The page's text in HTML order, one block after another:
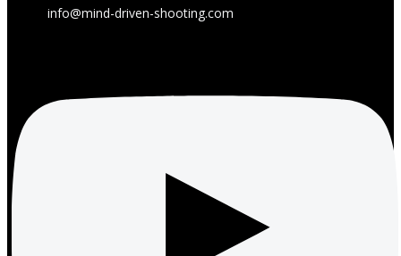
info@mind-driven-shooting.com